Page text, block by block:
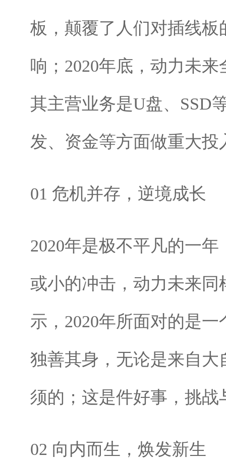
板，颠覆了人们对插线
响；2020年底，动力未
其主营业务是U盘、SSD
发、资金等方面做重大投
01 危机并存，逆境成长
2020年是极不平凡的一
或小的冲击，动力未来
示，2020年所面对的是
独善其身，无论是来自
须的；这是件好事，挑
02 向内而生，焕发新生